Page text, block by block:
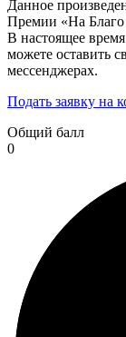
Данное
Премии «На
В настоящее
можете оставить
мессенджерах.
Подать заявку на
Общий балл
0